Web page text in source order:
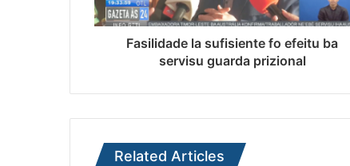
Fasilidade la sufisiente fo efeitu ba
servisu guarda prizional
Related Articles